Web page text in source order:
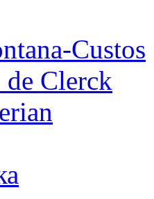
Custos
Clerck